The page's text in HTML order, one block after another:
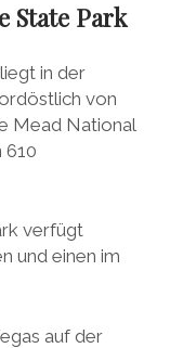
State Park
liegt in der
von
Mead National
610
verfügt
und einen im
auf der